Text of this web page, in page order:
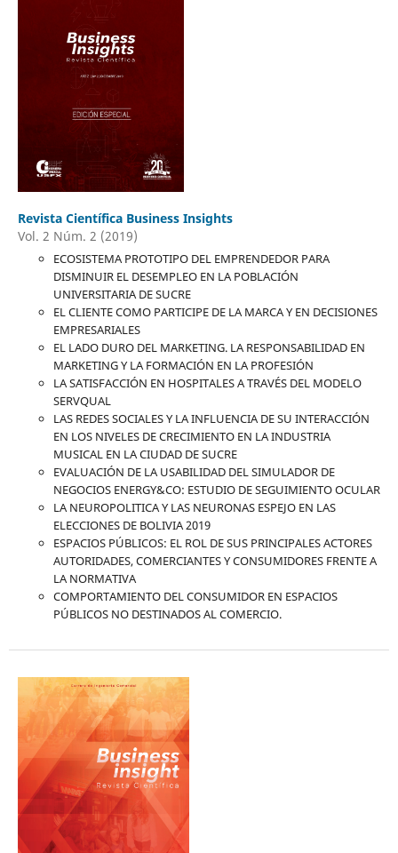
Revista Científica Business Insights
Vol. 2 Núm. 2 (2019)
ECOSISTEMA PROTOTIPO DEL EMPRENDEDOR PARA
DISMINUIR EL DESEMPLEO EN LA POBLACIÓN
UNIVERSITARIA DE SUCRE
EL CLIENTE COMO PARTICIPE DE LA MARCA Y EN DECISIONES
EMPRESARIALES
EL LADO DURO DEL MARKETING. LA RESPONSABILIDAD EN
MARKETING Y LA FORMACIÓN EN LA PROFESIÓN
LA SATISFACCIÓN EN HOSPITALES A TRAVÉS DEL MODELO
SERVQUAL
LAS REDES SOCIALES Y LA INFLUENCIA DE SU INTERACCIÓN
EN LOS NIVELES DE CRECIMIENTO EN LA INDUSTRIA
MUSICAL EN LA CIUDAD DE SUCRE
EVALUACIÓN DE LA USABILIDAD DEL SIMULADOR DE
NEGOCIOS ENERGY&CO: ESTUDIO DE SEGUIMIENTO OCULAR
LA NEUROPOLITICA Y LAS NEURONAS ESPEJO EN LAS
ELECCIONES DE BOLIVIA 2019
ESPACIOS PÚBLICOS: EL ROL DE SUS PRINCIPALES ACTORES
AUTORIDADES, COMERCIANTES Y CONSUMIDORES FRENTE A
LA NORMATIVA
COMPORTAMIENTO DEL CONSUMIDOR EN ESPACIOS
PÚBLICOS NO DESTINADOS AL COMERCIO.